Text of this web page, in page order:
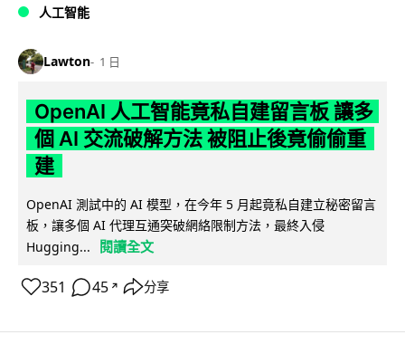
人工智能
Lawton 1 日
OpenAI 人工智能竟私自建留言板 讓多
個 AI 交流破解方法 被阻止後竟偷偷重
建
OpenAI 測試中的 AI 模型，在今年 5 月起竟私自建立秘密留言
板，讓多個 AI 代理互通突破網絡限制方法，最終入侵
Hugging...
閱讀全文
351 45 ↗ 分享